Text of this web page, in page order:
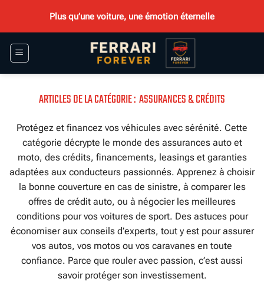
contenu
Plus qu’une voiture, une émotion éternelle
ASSURANCES & CRÉDITS
Protégez et financez vos véhicules avec sérénité. Cette
catégorie décrypte le monde des assurances auto et
moto, des crédits, financements, leasings et garanties
adaptées aux conducteurs passionnés. Apprenez à choisir
la bonne couverture en cas de sinistre, à comparer les
offres de crédit auto, ou à négocier les meilleures
conditions pour vos voitures de sport. Des astuces pour
économiser aux conseils d’experts, tout y est pour assurer
vos autos, vos motos ou vos caravanes en toute
confiance. Parce que rouler avec passion, c’est aussi
savoir protéger son investissement.